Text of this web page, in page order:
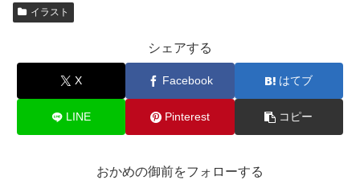
イラスト
シェアする
X Facebook はてブ
LINE Pinterest コピー
おかめの御前をフォローする